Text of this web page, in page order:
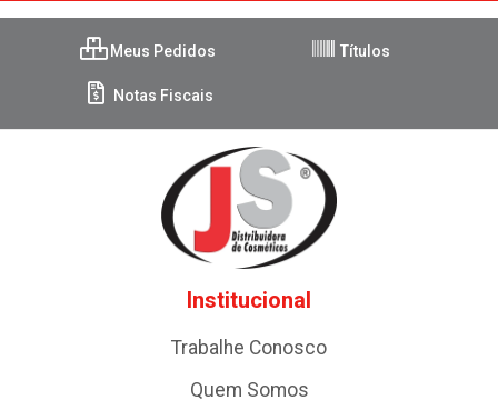
Meus Pedidos Títulos
Notas Fiscais
Institucional
Trabalhe Conosco
Quem Somos